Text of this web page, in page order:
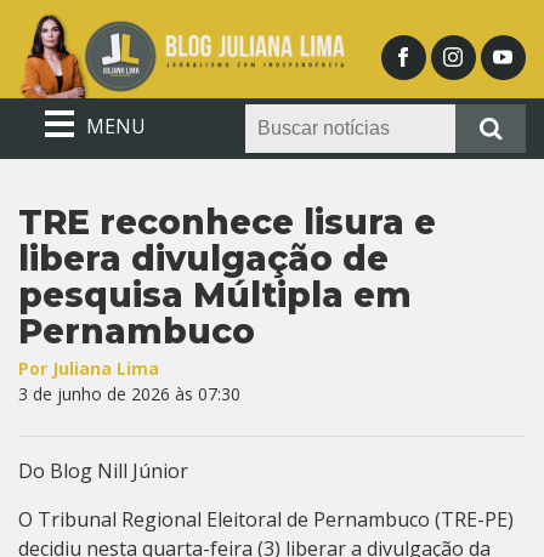
MENU
TRE reconhece lisura e
libera divulgação de
pesquisa Múltipla em
Pernambuco
Por Juliana Lima
3 de junho de 2026 às 07:30
Do Blog Nill Júnior
O Tribunal Regional Eleitoral de Pernambuco (TRE-PE)
decidiu nesta quarta-feira (3) liberar a divulgação da